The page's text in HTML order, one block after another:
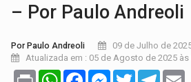
– Por Paulo Andreoli
Por Paulo Andreoli
09 de Julho de
Atualizada em : 05 de Agosto de 2025 às
Print WhatsAppFacebookMessenger
Twitter